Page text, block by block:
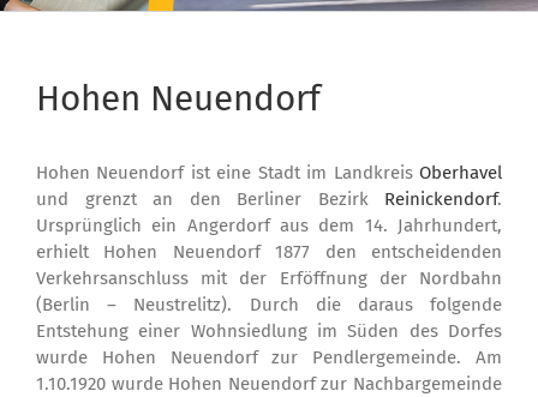
Hohen Neuendorf
Hohen Neuendorf ist eine Stadt im Landkreis Oberhavel
und grenzt an den Berliner Bezirk Reinickendorf.
Ursprünglich ein Angerdorf aus dem 14. Jahrhundert,
erhielt Hohen Neuendorf 1877 den entscheidenden
Verkehrsanschluss mit der Erföffnung der Nordbahn
(Berlin – Neustrelitz). Durch die daraus folgende
Entstehung einer Wohnsiedlung im Süden des Dorfes
wurde Hohen Neuendorf zur Pendlergemeinde. Am
1.10.1920 wurde Hohen Neuendorf zur Nachbargemeinde